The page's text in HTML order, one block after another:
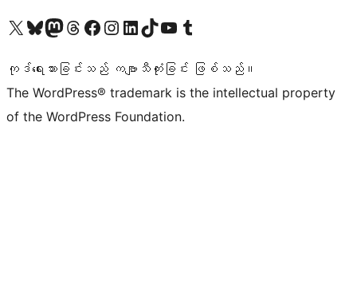
ကျွန်ုပ်တို့၏ X (ယခင် Twitter) အကောင့်သို့ သွားရောက်ကြည့်ရှုပါကျွန်ုပ်တို့၏ Bluesky အကောင့်သို့ ဝင်ရောက်ကြည့်ရှုရန်
ကျွန်ုပ်တို့၏ Mastodon အကောင့်သို့ သွားရောက်ကြည့်ရှုပါကျွန်ုပ်တို့၏ Threads အကောင့်သို့ ဝင်ရောက်ကြည့်ရှုရန်
ကျွန်ုပ်တို့၏ Facebook စာမျက်နှာသို့ သွားရောက်ကြည့်ရှုပါကျွန်ုပ်တို့၏ Instagram အကောင့်သို့ သွားရောက်ကြည့်ရှုပါ ကျွန်ုပ်တို့၏ LinkedIn အကောင့်သို့ သွားရောက်ကြည့်ရှုပါကျွန်ုပ်တို့၏ TikTok အကောင့်သို့ ဝင်ရောက်ကြည့်ရှုရန်
ကျွန်ုပ်တို့၏ YouTube ချန်နယ်သို့ သွားရောက်ကြည့်ရှုပါ ကျွန်ုပ်တို့၏ Tumblr အကောင့်သို့ ဝင်ရောက်ကြည့်ရှုရန်
ကုဒ်ရေးသားခြင်းသည် ကဗျာသီကုံးခြင်း ဖြစ်သည်။
The WordPress® trademark is the intellectual property
of the WordPress Foundation.